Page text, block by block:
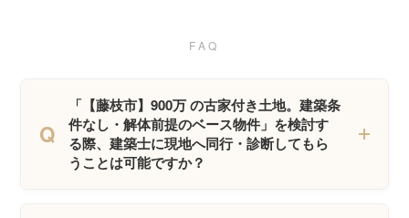
FAQ
Q
「【藤枝市】900万 の古家付き土地。建築条
件なし・解体前提のベース物件」を検討す
る際、建築士に現地へ同行・診断してもら
うことは可能ですか？